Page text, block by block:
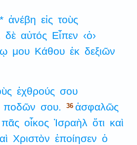
ἀνέβη εἰς τοὺς
δὲ αὐτός Εἶπεν ‹ὁ›
μου Κάθου ἐκ δεξιῶν
ἐχθρούς σου
ποδῶν σου. 36 ἀσφαλῶς
πᾶς οἶκος Ἰσραὴλ ὅτι καὶ
Χριστὸν ἐποίησεν ὁ